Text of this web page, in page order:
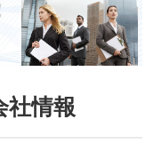
社情報